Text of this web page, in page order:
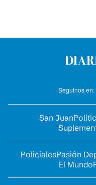
Seguinos en:
San Juan
PolicialesPasión
El Mundo